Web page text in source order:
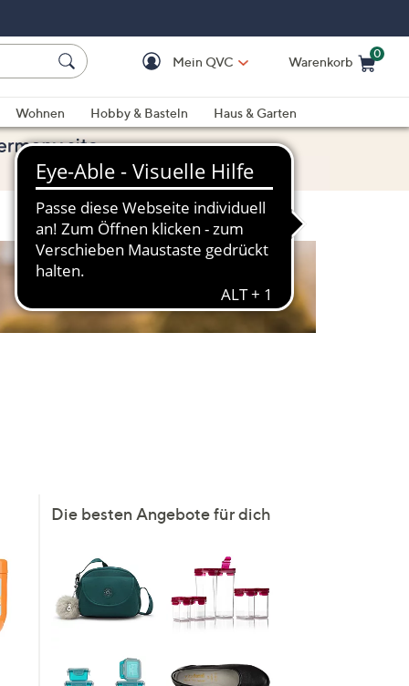
Mein QVC Warenkorb
0
Wohnen Hobby & Basteln
Haus & Garten
Die besten Angebote für dich